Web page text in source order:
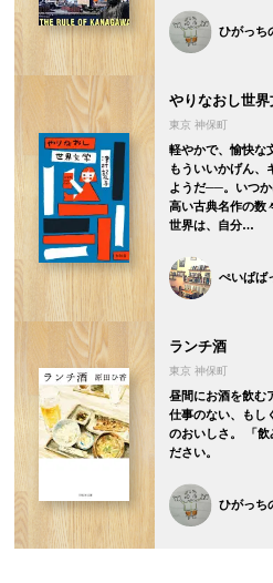
ひがっち
やりなおし世界
東京 神保町
軽やかで、愉快な
もういいかげん、
ようだ──。いつ
高い古典名作の数
世界は、自分…
ぺいぱば
ランチ酒
東京 神保町
昼間にお酒を飲む
仕事のない、もし
のおいしさ。 「飲
ださい。
ひがっち